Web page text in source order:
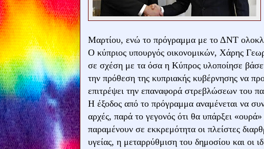
Μαρτίου, ενώ το πρόγραμμα με το ΔΝΤ
Ο κύπριος υπουργός οικονομικών, Χάρης
σε σχέση με τα όσα η Κύπρος υλοποίησε
την πρόθεση της κυπριακής κυβέρνησης να
επιτρέψει την επαναφορά στρεβλώσεων του
Η έξοδος από το πρόγραμμα αναμένεται να
αρχές, παρά το γεγονός ότι θα υπάρξει
παραμένουν σε εκκρεμότητα οι πλείστες
υγείας, η μεταρρύθμιση του δημοσίου και οι